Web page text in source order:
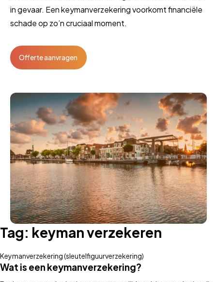
in gevaar. Een keymanverzekering voorkomt financiële
schade op zo’n cruciaal moment.
Offerte aanvragen
Tag: keyman verzekeren
Keymanverzekering (sleutelfiguurverzekering)
Wat is een keymanverzekering?